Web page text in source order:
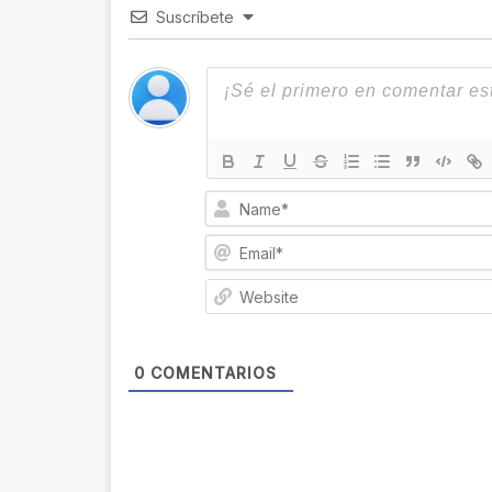
Suscríbete
0 COMENTARIOS